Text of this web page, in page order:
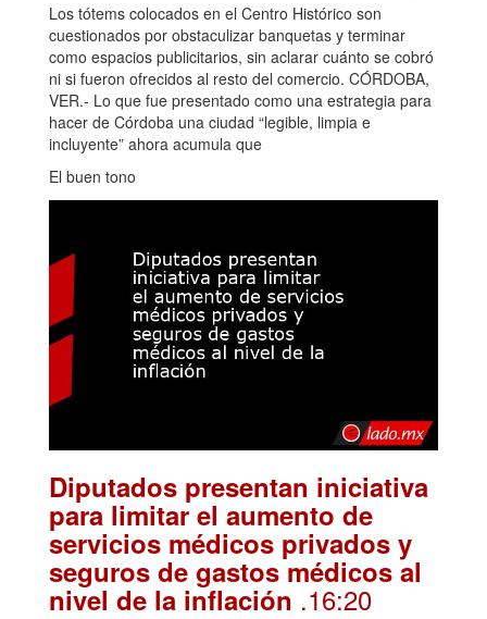
Los tótems colocados en el Centro Histórico son
cuestionados por obstaculizar banquetas y terminar
como espacios publicitarios, sin aclarar cuánto se cobró
ni si fueron ofrecidos al resto del comercio. CÓRDOBA,
VER.- Lo que fue presentado como una estrategia para
hacer de Córdoba una ciudad “legible, limpia e
incluyente” ahora acumula que
El buen tono
Diputados presentan iniciativa
para limitar el aumento de
servicios médicos privados y
seguros de gastos médicos al
nivel de la inflación .16:20